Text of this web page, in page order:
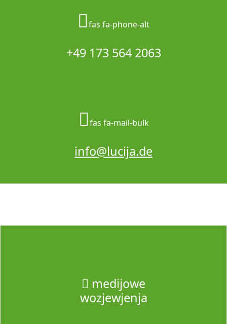
fas fa-phone-alt
+49 173 564 2063
fas fa-mail-bulk
info@lucija.de
medijowe
wozjewjenja